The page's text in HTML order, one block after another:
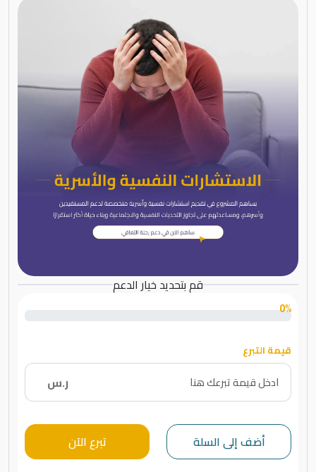
قم بتحديد خيار الدعم
0%
قيمة التبرع
ر.س
أضف إلى السلة تبرع الآن